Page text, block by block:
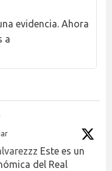
evidencia. Ahora
a
Este es un
del Real